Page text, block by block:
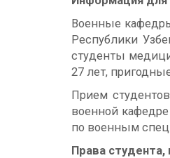
Военные
Республики
студенты
27 лет,
Прием
военной
по военным
Права